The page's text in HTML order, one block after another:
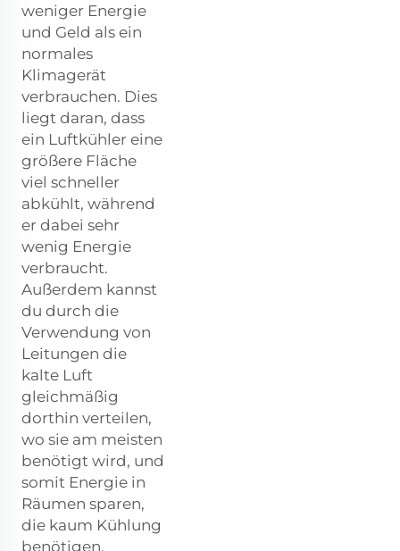
weniger Energie
und Geld als ein
normales
Klimagerät
verbrauchen. Dies
liegt daran, dass
ein Luftkühler eine
größere Fläche
viel schneller
abkühlt, während
er dabei sehr
wenig Energie
verbraucht.
Außerdem kannst
du durch die
Verwendung von
Leitungen die
kalte Luft
gleichmäßig
dorthin verteilen,
wo sie am meisten
benötigt wird, und
somit Energie in
Räumen sparen,
die kaum Kühlung
benötigen.